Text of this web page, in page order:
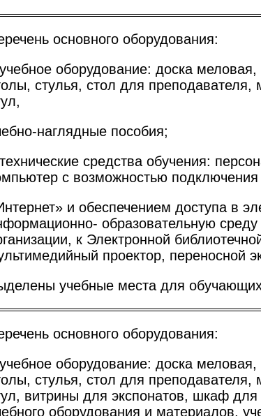
основного оборудования:
оборудование: доска
стулья, стол для преподавателя,
наглядные пособия;
средства обучения:
с возможностью подключения
и обеспечением доступа в
образовательную среду
к Электронной
проектор, переносной
учебные места для
основного оборудования:
оборудование: доска
стулья, стол для преподавателя,
витрины для экспонатов, шкаф для
оборудования и материалов,